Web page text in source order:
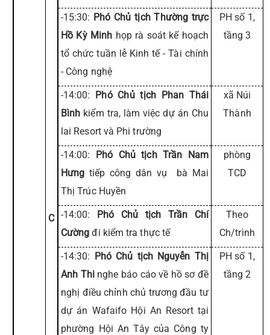
C
-15:30: Phó Chủ tịch Thường trực
Hồ Kỳ Minh họp rà soát kế hoạch
tổ chức tuần lễ Kinh tế - Tài chính
- Công nghệ
PH số 1,
tầng 3
-14:00: Phó Chủ tịch Phan Thái
Bình kiểm tra, làm việc dự án Chu
lai Resort và Phi trường
xã Núi
Thành
-14:00: Phó Chủ tịch Trần Nam
Hưng tiếp công dân vụ bà Mai
Thị Trúc Huyền
phòng
TCD
-14:00: Phó Chủ tịch Trần Chí
Cường đi kiểm tra thực tế
Theo
Ch/trình
-14:30: Phó Chủ tịch Nguyễn Thị
Anh Thinghe báo cáo về hồ sơ đề
nghị điều chỉnh chủ trương đầu tư
dự án Wafaifo Hội An Resort tại
phường Hội An Tây của Công ty
PH số 1,
tầng 2